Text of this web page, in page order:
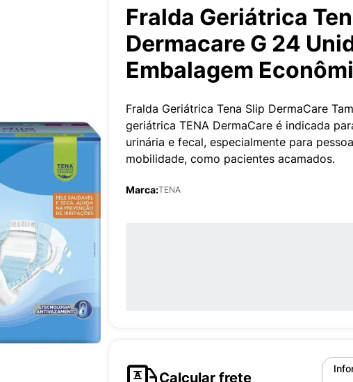
Fralda Geriátrica
Dermacare G 24
Embalagem
Fralda Geriátrica Tena Slip DermaCare
geriátrica TENA DermaCare é indicada
urinária e fecal, especialmente para
mobilidade, como pacientes acamados.
Marca:TENA
Calcular frete